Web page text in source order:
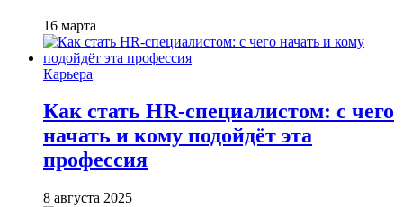
16 марта
Карьера
Как стать HR-специалистом: с чего
начать и кому подойдёт эта
профессия
8 августа 2025